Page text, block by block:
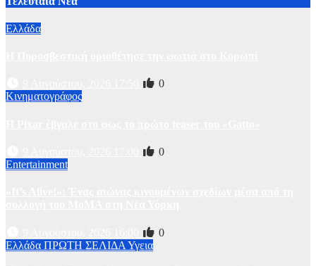
Ελλάδα
0
Κινηματογράφος
0
Entertainment
0
Ελλάδα ΠΡΩΤΗ ΣΕΛΙΔΑ Υγεια